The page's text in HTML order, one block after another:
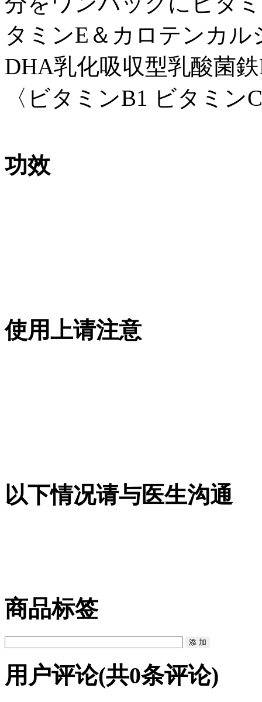
タミンE＆カロテンカ
DHA乳化吸収型乳酸菌
〈ビタミンB1 ビタミン
功效
使用上请注意
以下情况请与医生沟通
商品标签
用户评论(共0条评论)